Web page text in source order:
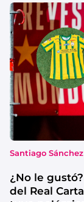
Santiago Sánchez
¿No le
del Real